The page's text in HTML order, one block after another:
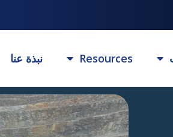
Resources نبذة عنا